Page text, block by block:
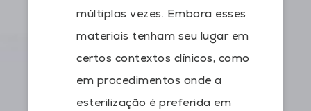
múltiplas vezes. Embora esses
materiais tenham seu lugar em
certos contextos clínicos, como
em procedimentos onde a
esterilização é preferida em